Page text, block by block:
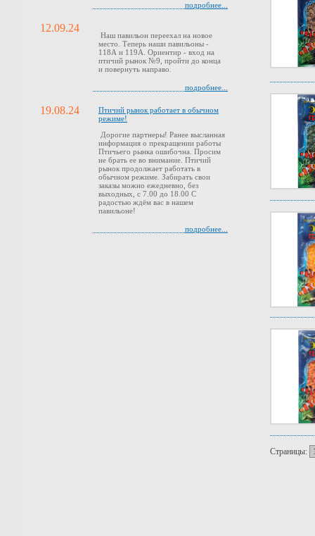
Страницы:
подробнее...
12.09.24
Наш павильон переехал на новое
место. Теперь наши павильоны -
118А и 119А. Ориентир - вход на
птичий рынок №9, пройти до конца
и повернуть направо.
подробнее...
19.08.24
Птичий рынок работает в обычном
режиме!
Дорогие партнеры! Ранее высланная
информация о прекращении работы
Птичьего рынка ошибочна. Просим
не брать ее во внимание. Птичий
рынок продолжает работать в
обычном режиме. Забирать свои
заказы можно ежедневно, без
выходных, с 7.00 до 18.00 С
радостью ждём вас в нашем
павильоне!
подробнее...